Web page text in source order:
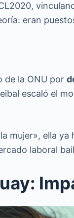
eran
de la ONU por
escaló el
mujer», ella
laboral